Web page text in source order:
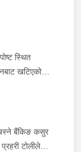
स्थित
खटिएको
चालक
२९ को
नं. को
५ बस्ने
बस्ने बैंकिङ कसुर
प्रहरी टोलीले